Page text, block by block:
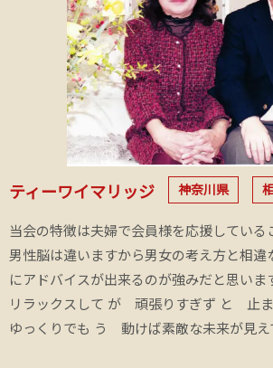
ティーワイマリッジ 神奈川県
当会の特徴は夫婦で会員様を応援している
男性脳は違いますから男女の考え方と相違
にアドバイスが出来るのが強みだと思い
リラックスして が 頑張りすぎず と 止ま
ゆっくりでも う 動けば素敵な未来が見え